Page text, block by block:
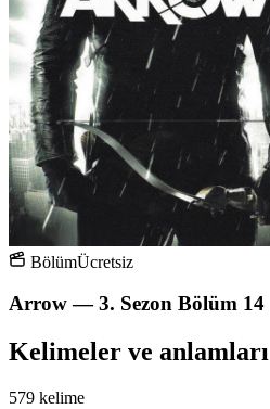
BölümÜcretsiz
Arrow — 3. Sezon Bölüm 14
Kelimeler ve anlamları
579 kelime